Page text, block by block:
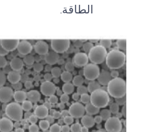
الطاقة.